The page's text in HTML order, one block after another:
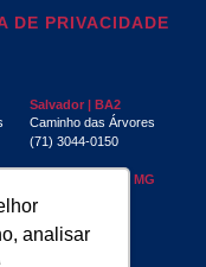
analisar
DE PRIVACIDADE
Salvador | BA2
Caminho das Árvores
(71) 3044-0150
Belo Horizonte | MG
(31) 3267-6397